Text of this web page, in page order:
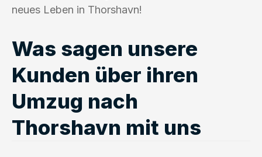
neues Leben in Thorshavn!
Was sagen unsere
Kunden über ihren
Umzug nach
Thorshavn mit uns